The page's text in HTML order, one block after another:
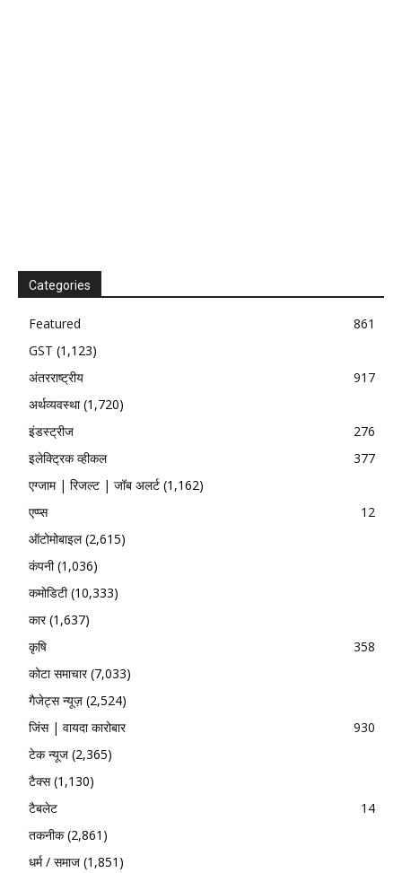
Categories
Featured
861
GST (1,123)
अंतरराष्ट्रीय
917
अर्थव्यवस्था(1,720)
इंडस्ट्रीज
276
इलेक्ट्रिक व्हीकल
377
एग्जाम | रिजल्ट | जॉब अलर्ट (1,162)
एप्प्स
12
ऑटोमोबाइल(2,615)
कंपनी(1,036)
कमोडिटी(10,333)
कार(1,637)
कृषि
358
कोटा समाचार(7,033)
गैजेट्स न्यूज़ (2,524)
जिंस | वायदा कारोबार
930
टेक न्यूज (2,365)
टैक्स(1,130)
टैबलेट
14
तकनीक(2,861)
धर्म / समाज (1,851)